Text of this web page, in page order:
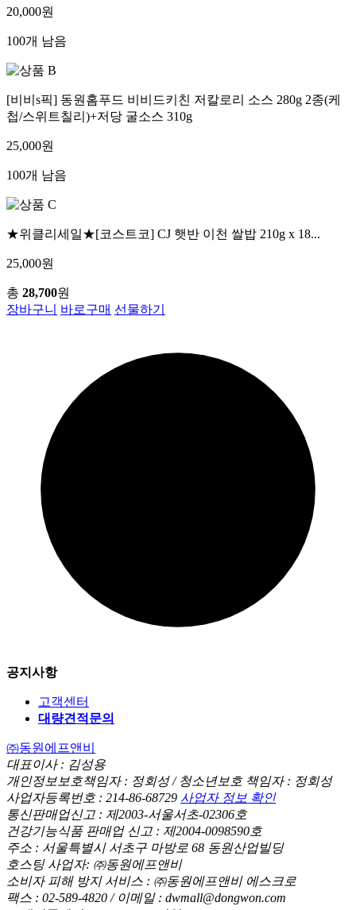
20,000원
100개 남음
[비비s픽] 동원홈푸드 비비드키친 저칼로리 소스 280g 2종(케
첩/스위트칠리)+저당 굴소스 310g
25,000원
100개 남음
★위클리세일★[코스트코] CJ 햇반 이천 쌀밥 210g x 18...
25,000원
총 28,700원
장바구니 바로구매 선물하기
공지사항
고객센터
대량견적문의
㈜동원에프앤비
대표이사 : 김성용
개인정보보호책임자 : 정회성 / 청소년보호 책임자 : 정회성
사업자등록번호 : 214-86-68729 사업자 정보 확인
통신판매업신고 : 제2003-서울서초-02306호
건강기능식품 판매업 신고 : 제2004-0098590호
주소 : 서울특별시 서초구 마방로 68 동원산업빌딩
호스팅 사업자: ㈜동원에프앤비
소비자 피해 방지 서비스 : ㈜동원에프앤비 에스크로
팩스 : 02-589-4820 / 이메일 : dwmall@dongwon.com